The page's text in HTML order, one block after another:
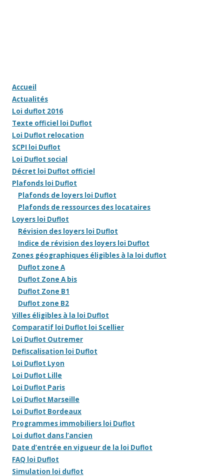
Accueil
Actualités
Loi duflot 2016
Texte officiel loi Duflot
Loi Duflot relocation
SCPI loi Duflot
Loi Duflot social
Décret loi Duflot officiel
Plafonds loi Duflot
Plafonds de loyers loi Duflot
Plafonds de ressources des locataires
Loyers loi Duflot
Révision des loyers loi Duflot
Indice de révision des loyers loi Duflot
Zones géographiques éligibles à la loi duflot
Duflot zone A
Duflot Zone A bis
Duflot Zone B1
Duflot zone B2
Villes éligibles à la loi Duflot
Comparatif loi Duflot loi Scellier
Loi Duflot Outremer
Defiscalisation loi Duflot
Loi Duflot Lyon
Loi Duflot Lille
Loi Duflot Paris
Loi Duflot Marseille
Loi Duflot Bordeaux
Programmes immobiliers loi Duflot
Loi duflot dans l’ancien
Date d’entrée en vigueur de la loi Duflot
FAQ loi Duflot
Simulation loi duflot